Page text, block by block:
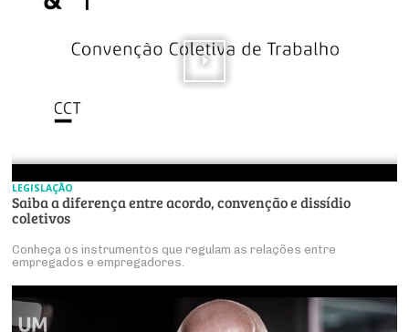
LEGISLAÇÃO
Saiba a diferença entre acordo, convenção e dissídio
coletivos
Conheça os instrumentos que regulam as relações entre
empregados e empregadores.